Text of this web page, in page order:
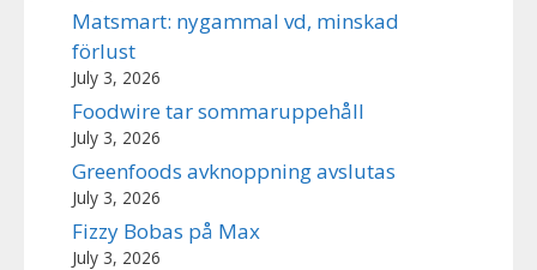
Matsmart: nygammal vd, minskad
förlust
July 3, 2026
Foodwire tar sommaruppehåll
July 3, 2026
Greenfoods avknoppning avslutas
July 3, 2026
Fizzy Bobas på Max
July 3, 2026